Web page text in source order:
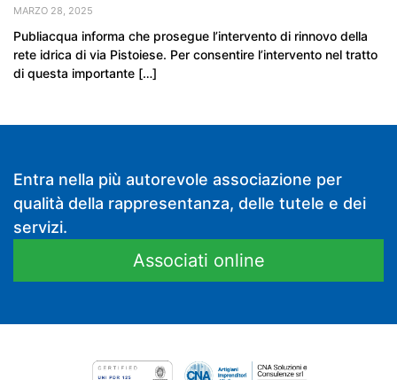
MARZO 28, 2025
Publiacqua informa che prosegue l’intervento di rinnovo della
rete idrica di via Pistoiese. Per consentire l’intervento nel tratto
di questa importante […]
Entra nella più autorevole associazione per
qualità della rappresentanza, delle tutele e dei
servizi.
Associati online